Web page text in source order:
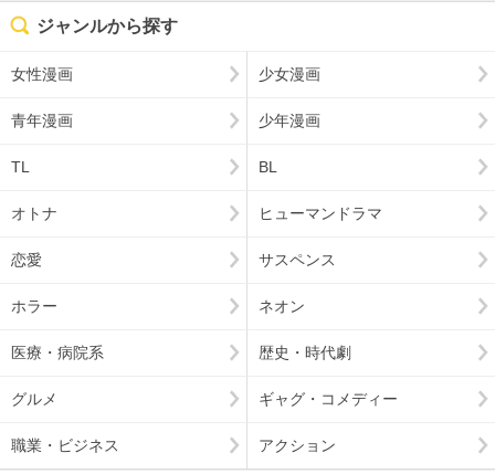
ジャンルから探す
女性漫画 少女漫画
青年漫画 少年漫画
TL BL
オトナ ヒューマンドラマ
恋愛 サスペンス
ホラー ネオン
医療・病院系 歴史・時代劇
グルメ ギャグ・コメディー
職業・ビジネス アクション